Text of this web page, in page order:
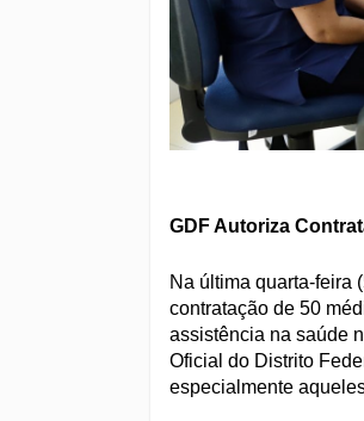
GDF Autoriza
Na última quarta-feira
contratação de 50
assistência na saúde
Oficial do Distrito
especialmente